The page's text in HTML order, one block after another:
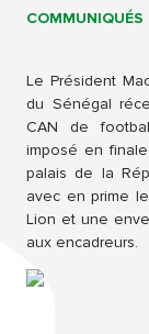
COMMUNIQUÉS
Le Président
du Sénégal
CAN de
imposé en
palais de la
avec en prime
Lion et une
aux encadreurs.